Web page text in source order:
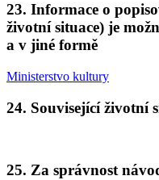
23. Informace o
životní situace) je
a v jiné formě
Ministerstvo kultury
24. Související životní
25. Za správnost